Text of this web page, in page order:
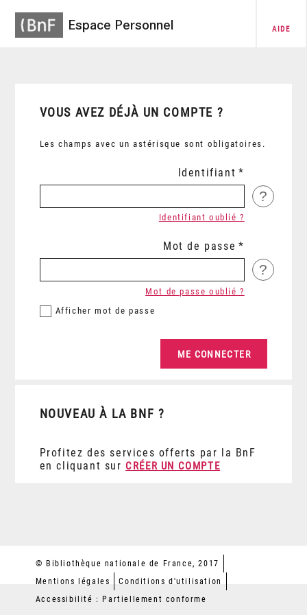
Espace Personnel AIDE
VOUS AVEZ DÉJÀ UN COMPTE ?
Les champs avec un astérisque sont obligatoires.
Identifiant
?
Identifiant oublié ?
Mot de passe
?
Afficher mot de passe
Mot de passe oublié ?
NOUVEAU À LA BNF ?
Profitez des services offerts par la BnF
en cliquant sur CRÉER UN COMPTE
© Bibliothèque nationale de France, 2017
Mentions légales
Conditions d'utilisation
Accessibilité : Partiellement conforme